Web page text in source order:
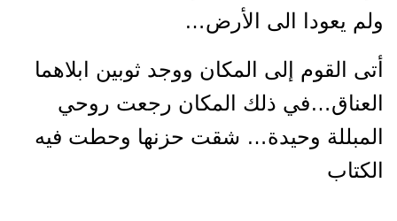
ولم يعودا الى الأرض…
أتى القوم إلى المكان ووجد ثوبين ابلاهما
العناق…في ذلك المكان رجعت روحي
المبللة وحيدة… شقت حزنها وحطت فيه
الكتاب